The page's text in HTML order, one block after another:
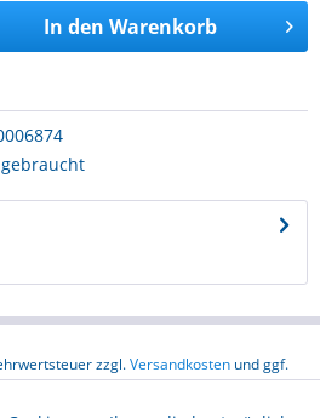
In den Warenkorb
zzgl.Versandkosten und ggf.